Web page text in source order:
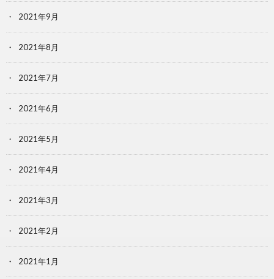
2021年9月
2021年8月
2021年7月
2021年6月
2021年5月
2021年4月
2021年3月
2021年2月
2021年1月